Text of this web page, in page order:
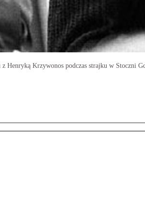
Henryką Krzywonos podczas strajku w Stoczni